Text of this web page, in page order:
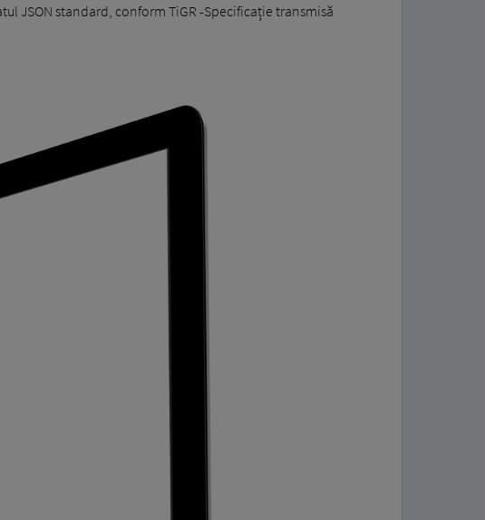
JSON standard, conform TiGR -Specificație transmisă